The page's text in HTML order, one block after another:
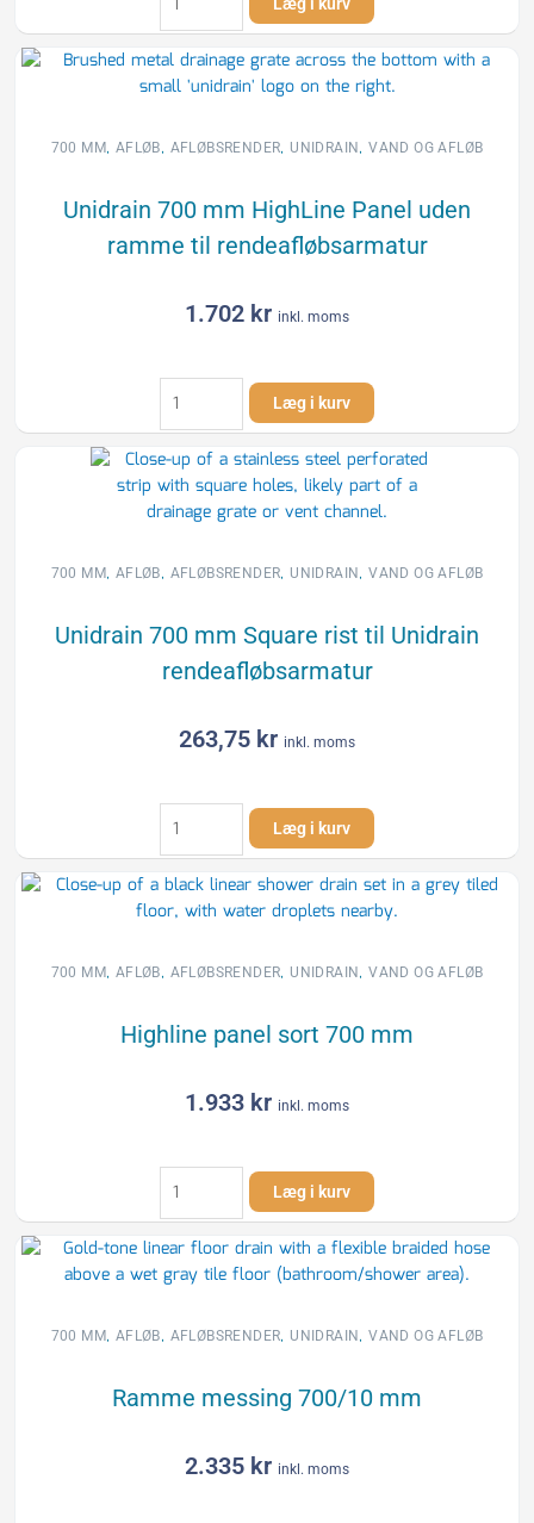
700
mm
Inca
rist
Unidrain
antal
700 MM, AFLØB, AFLØBSRENDER, UNIDRAIN,VAND OG AFLØB
Unidrain 700 mm HighLine Panel uden
ramme til rendeafløbsarmatur
1.702 kr inkl. moms
Unidrain
700
mm
HighLine
Panel
uden
til
antal
Læg i kurv
700 MM, AFLØB, AFLØBSRENDER, UNIDRAIN,VAND OG AFLØB
Unidrain 700 mm Square rist til Unidrain
rendeafløbsarmatur
263,75 kr inkl. moms
Unidrain
700
mm
Square
rist
Unidrain
antal
Læg i kurv
700 MM, AFLØB, AFLØBSRENDER, UNIDRAIN,VAND OG AFLØB
Highline panel sort 700 mm
1.933 kr inkl. moms
Highline
panel
sort
700
mm
Læg i kurv
700 MM, AFLØB, AFLØBSRENDER, UNIDRAIN,VAND OG AFLØB
Ramme messing 700/10 mm
2.335 kr inkl. moms